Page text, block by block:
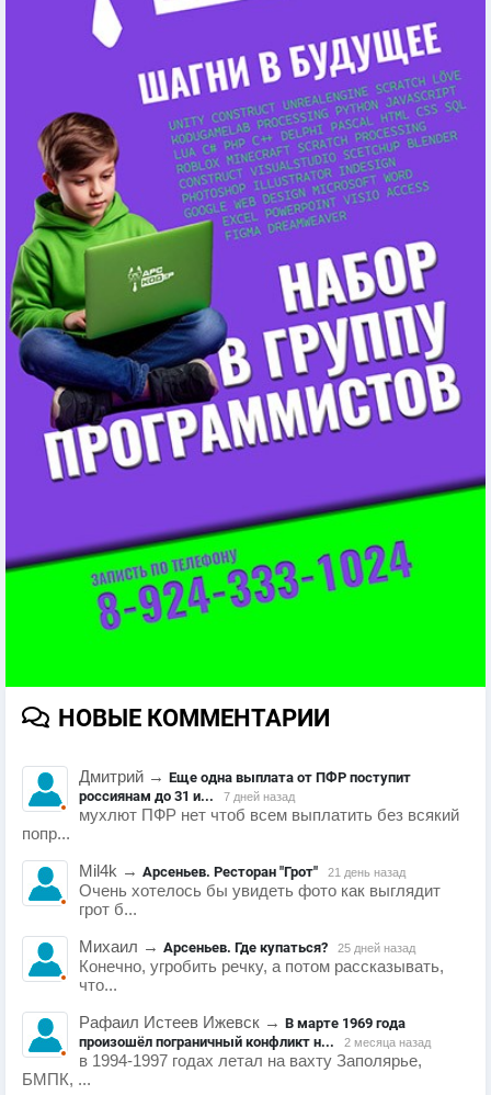
НОВЫЕ КОММЕНТАРИИ
Дмитрий → Еще одна выплата от ПФР поступит
россиянам до 31 и...
7 дней назад
мухлют ПФР нет чтоб всем выплатить без всякий
попр...
Mil4k → Арсеньев. Ресторан "Грот" 21 день назад
Очень хотелось бы увидеть фото как выглядит
грот б...
Михаил → Арсеньев. Где купаться? 25 дней назад
Конечно, угробить речку, а потом рассказывать,
что...
Рафаил Истеев Ижевск → В марте 1969 года
произошёл пограничный конфликт н...
2 месяца назад
в 1994-1997 годах летал на вахту Заполярье,
БМПК, ...